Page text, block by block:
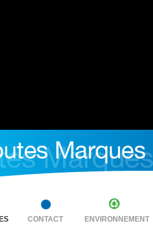
CONTACT ENVIRONNEMENT